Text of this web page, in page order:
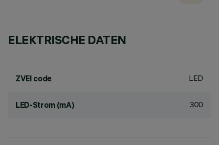
ELEKTRISCHE DATEN
ZVEI code LED
LED-Strom (mA) 300